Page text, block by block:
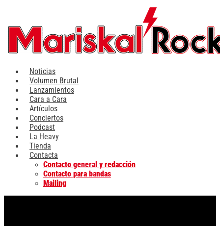
contenido
Noticias
Volumen Brutal
Lanzamientos
Cara a Cara
Artículos
Conciertos
Podcast
La Heavy
Tienda
Contacta
Contacto general y redacción
Contacto para bandas
Mailing